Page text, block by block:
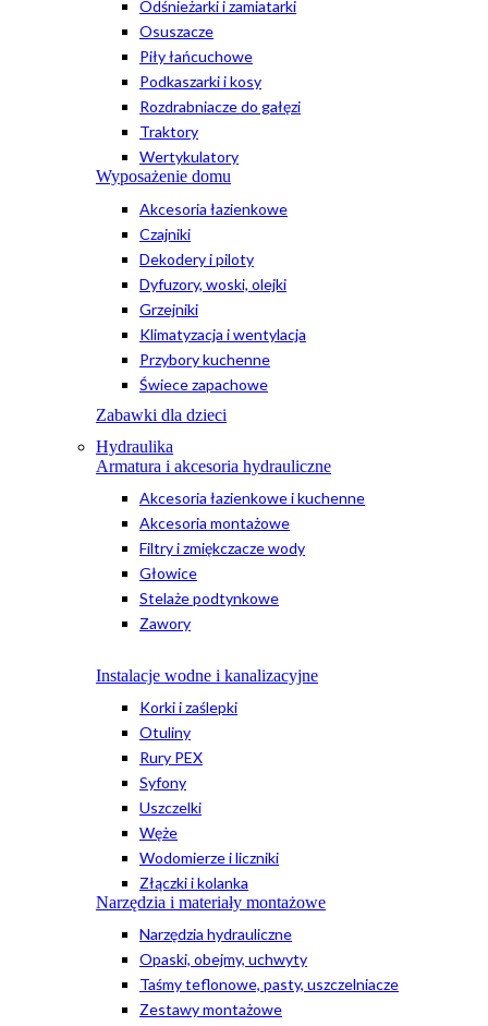
Odśnieżarki i zamiatarki
Osuszacze
Piły łańcuchowe
Podkaszarki i kosy
Rozdrabniacze do gałęzi
Traktory
Wertykulatory
Wyposażenie domu
Akcesoria łazienkowe
Czajniki
Dekodery i piloty
Dyfuzory, woski, olejki
Grzejniki
Klimatyzacja i wentylacja
Przybory kuchenne
Świece zapachowe
Zabawki dla dzieci
Hydraulika
Armatura i akcesoria hydrauliczne
Akcesoria łazienkowe i kuchenne
Akcesoria montażowe
Filtry i zmiękczacze wody
Głowice
Stelaże podtynkowe
Zawory
Instalacje wodne i kanalizacyjne
Korki i zaślepki
Otuliny
Rury PEX
Syfony
Uszczelki
Węże
Wodomierze i liczniki
Złączki i kolanka
Narzędzia i materiały montażowe
Narzędzia hydrauliczne
Opaski, obejmy, uchwyty
Taśmy teflonowe, pasty, uszczelniacze
Zestawy montażowe